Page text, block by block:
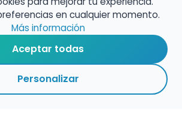
alertas de empleo
con nosotros
en cualquier momento.
Más información
Aceptar todas
Personalizar